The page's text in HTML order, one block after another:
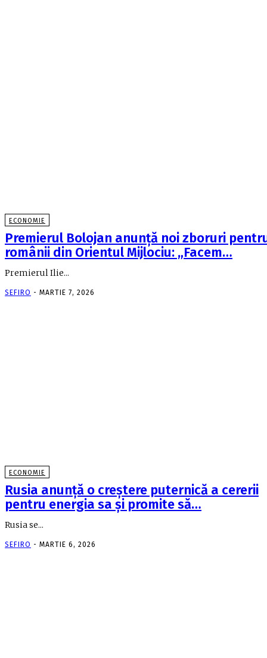
ECONOMIE
Premierul Bolojan anunţă noi zboruri
românii din Orientul Mijlociu: „Facem…
Premierul Ilie...
SEFIRO - MARTIE 7, 2026
ECONOMIE
Rusia anunţă o creştere puternică a cererii
pentru energia sa şi promite să…
Rusia se...
SEFIRO - MARTIE 6, 2026